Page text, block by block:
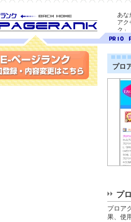
策に E-ページ
あな
アク
ク」
ランク
10
9
プロ
プ
プロア
果、使
(無料)・内容変更